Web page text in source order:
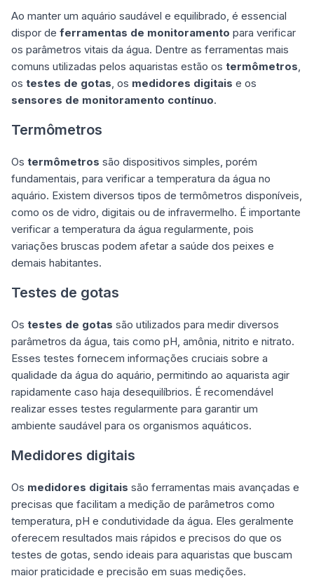
Ao manter um aquário saudável e equilibrado, é essencial
dispor de ferramentas de monitoramento para verificar
os parâmetros vitais da água. Dentre as ferramentas mais
comuns utilizadas pelos aquaristas estão os termômetros,
os testes de gotas, os medidores digitais e os
sensores de monitoramento contínuo.
Termômetros
Os termômetros são dispositivos simples, porém
fundamentais, para verificar a temperatura da água no
aquário. Existem diversos tipos de termômetros disponíveis,
como os de vidro, digitais ou de infravermelho. É importante
verificar a temperatura da água regularmente, pois
variações bruscas podem afetar a saúde dos peixes e
demais habitantes.
Testes de gotas
Os testes de gotas são utilizados para medir diversos
parâmetros da água, tais como pH, amônia, nitrito e nitrato.
Esses testes fornecem informações cruciais sobre a
qualidade da água do aquário, permitindo ao aquarista agir
rapidamente caso haja desequilíbrios. É recomendável
realizar esses testes regularmente para garantir um
ambiente saudável para os organismos aquáticos.
Medidores digitais
Os medidores digitais são ferramentas mais avançadas e
precisas que facilitam a medição de parâmetros como
temperatura, pH e condutividade da água. Eles geralmente
oferecem resultados mais rápidos e precisos do que os
testes de gotas, sendo ideais para aquaristas que buscam
maior praticidade e precisão em suas medições.